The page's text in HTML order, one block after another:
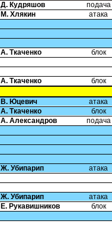
Д. Кудряшов
подача
М. Хлякин атака
А. Ткаченко блок
А. Ткаченко блок
В. Юцевич
атака
А. Ткаченко
блок
А. Александров подача
Ж. Убипарип атака
Ж. Убипарип
атака
Е. Рукавишников блок